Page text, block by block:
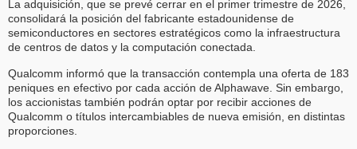
La adquisición, que se prevé cerrar en el primer trimestre de 2026,
consolidará la posición del fabricante estadounidense de
semiconductores en sectores estratégicos como la infraestructura
de centros de datos y la computación conectada.
Qualcomm informó que la transacción contempla una oferta de 183
peniques en efectivo por cada acción de Alphawave. Sin embargo,
los accionistas también podrán optar por recibir acciones de
Qualcomm o títulos intercambiables de nueva emisión, en distintas
proporciones.